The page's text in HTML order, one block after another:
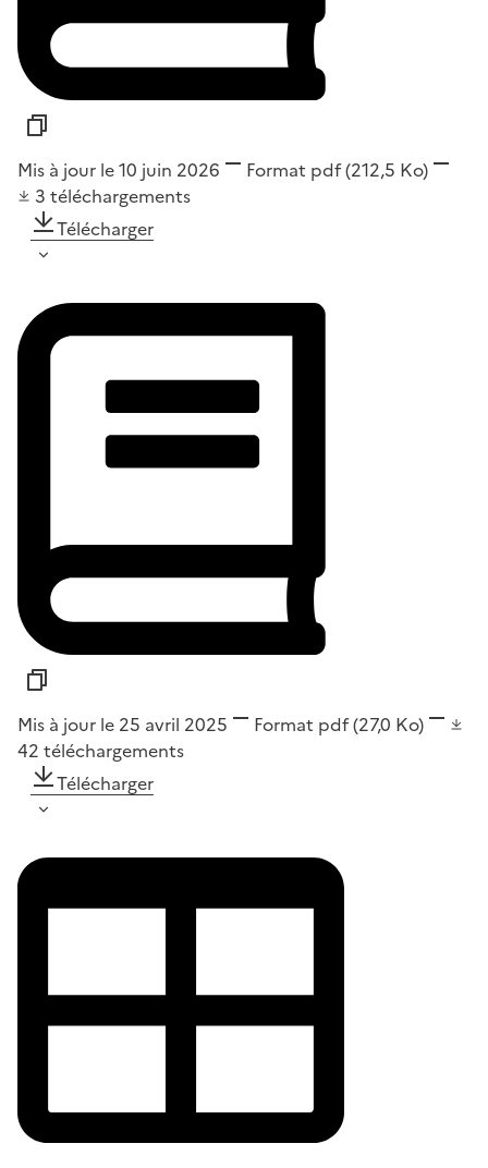
Mis à jour le 10 juin 2026 Format pdf(212,5 Ko)
3 téléchargements
Télécharger
Mis à jour le 25 avril 2025 Format pdf(27,0 Ko)
42 téléchargements
Télécharger